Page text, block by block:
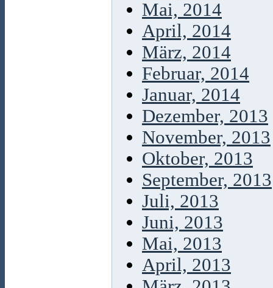
Mai, 2014
April, 2014
März, 2014
Februar, 2014
Januar, 2014
Dezember, 2013
November, 2013
Oktober, 2013
September, 2013
Juli, 2013
Juni, 2013
Mai, 2013
April, 2013